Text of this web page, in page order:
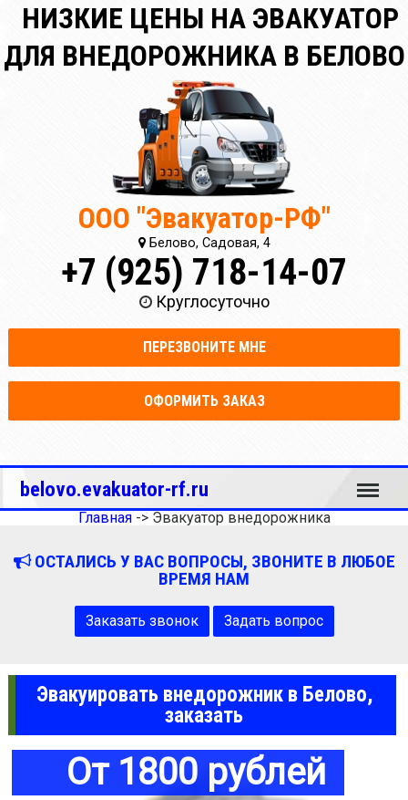
НИЗКИЕ ЦЕНЫ НА ЭВАКУАТОР
ДЛЯ ВНЕДОРОЖНИКА В БЕЛОВО
ООО "Эвакуатор-РФ"
Белово, Садовая, 4
+7 (925) 718-14-07
Круглосуточно
ПЕРЕЗВОНИТЕ МНЕ
ОФОРМИТЬ ЗАКАЗ
belovo.evakuator-rf.ru Меню
Главная-> Эвакуатор внедорожника
ОСТАЛИСЬ У ВАС ВОПРОСЫ, ЗВОНИТЕ В ЛЮБОЕ
ВРЕМЯ НАМ
Заказать звонок Задать вопрос
Эвакуировать внедорожник в Белово,
заказать
От 1800 рублей